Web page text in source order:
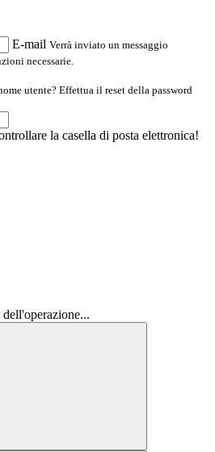
E-mail Verrà inviato un messaggio
necessarie.
utente? Effettua il reset della password
la casella di posta elettronica!